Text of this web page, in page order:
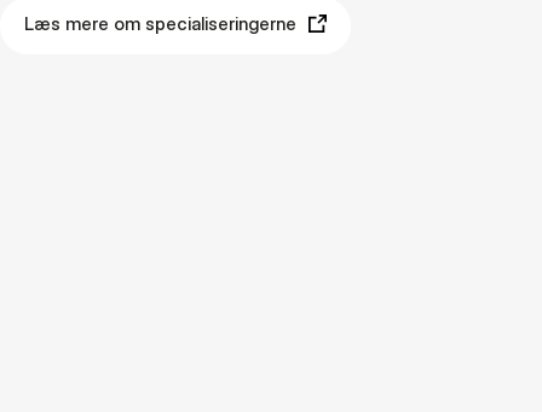
Læs mere om specialiseringerne